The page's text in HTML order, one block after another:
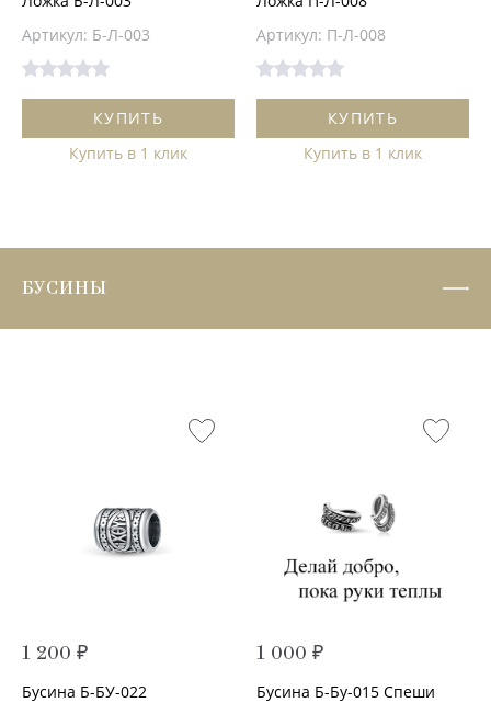
Артикул: Б-Л-003
КУПИТЬ
Купить в 1 клик
Артикул: П-Л-008
КУПИТЬ
Купить в 1 клик
БУСИНЫ
1 200 ₽
Бусина Б-БУ-022
1 000 ₽
Бусина Б-Бу-015 Спеши